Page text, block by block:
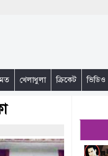
খেলাধুলা ক্রিকেট ভিডিও